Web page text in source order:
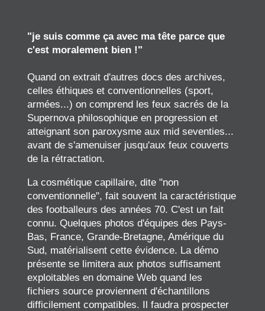
"je suis comme ça avec ma tête parce que
c'est moralement bien !"
Quand on extrait d'autres docs des archives,
celles éthiques et conventionnelles (sport,
armées...) on comprend les feux sacrés de la
Supernova philosophique en progression et
atteignant son paroxysme aux mid seventies...
avant de s'amenuiser jusqu'aux feux couverts
de la rétractation.
La cosmétique capillaire, dite "non
conventionnelle", fait souvent la caractéristique
des footballeurs des années 70. C'est un fait
connu. Quelques photos d'équipes des Pays-
Bas, France, Grande-Bretagne, Amérique du
Sud, matérialisent cette évidence. La démo
présente se limitera aux photos suffisament
exploitables en domaine Web quand les
fichiers source proviennent d'échantillons
difficilement compatibles. Il faudra prospecter